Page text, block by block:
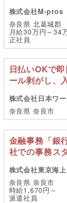
株式会社M-pros
奈良県 北葛城郡
月給30万円～34
正社員
日払いOKで
ール剥がし、
株式会社日本ワ
奈良県 奈良市
金融事務「銀
社での事務ス
株式会社東京海
奈良県 奈良市
時給1,670円～
派遣社員